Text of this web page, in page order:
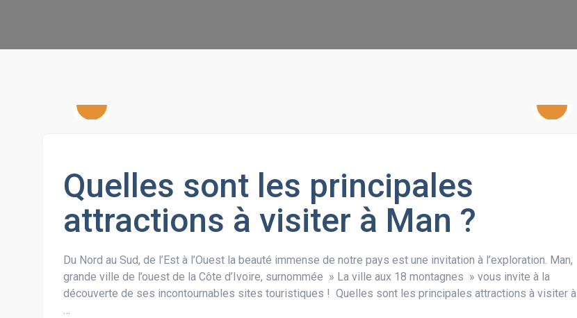
Quelles sont les principales
attractions à visiter à Man ?
Du Nord au Sud, de l’Est à l’Ouest la beauté immense de notre pays est une invitation à l’exploration. Man,
grande ville de l’ouest de la Côte d’Ivoire, surnommée » La ville aux 18 montagnes » vous invite à la
découverte de ses incontournables sites touristiques ! Quelles sont les principales attractions à visiter à
…